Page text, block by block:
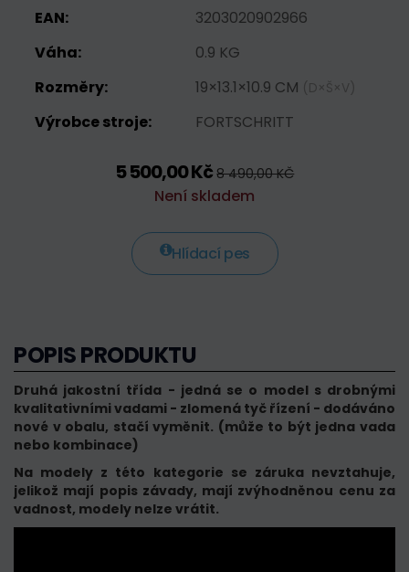
EAN:
3203020902966
Váha:
0.9 KG
Rozměry:
19×13.1×10.9 CM (D×Š×V)
Výrobce stroje: FORTSCHRITT
5 500,00 Kč 8 490,00 KČ
Není skladem
Hlídací pes
POPIS PRODUKTU
Druhá jakostní třída - jedná se o model s drobnými
kvalitativními vadami - zlomená tyč řízení - dodáváno
nové v obalu, stačí vyměnit. (může to být jedna vada
nebo kombinace)
Na modely z této kategorie se záruka nevztahuje,
jelikož mají popis závady, mají zvýhodněnou cenu za
vadnost, modely nelze vrátit.